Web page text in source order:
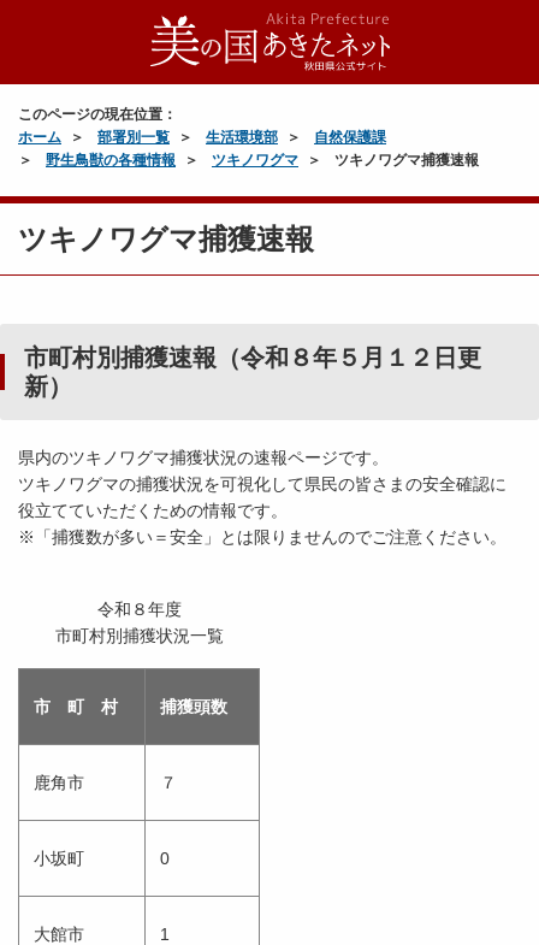
このページの現在位置：
ホーム
部署別一覧 生活環境部
自然保護課
野生鳥獣の各種情報
ツキノワグマ ツキノワグマ捕獲速報
ツキノワグマ捕獲速報
市町村別捕獲速報（令和８年５月１２日更
新）
県内のツキノワグマ捕獲状況の速報ページです。
ツキノワグマの捕獲状況を可視化して県民の皆さまの安全確認に
役立てていただくための情報です。
※「捕獲数が多い＝安全」とは限りませんのでご注意ください。
市 町 村 捕獲頭数
令和８年度
市町村別捕獲状況一覧
鹿角市 ７
小坂町 0
大館市 1